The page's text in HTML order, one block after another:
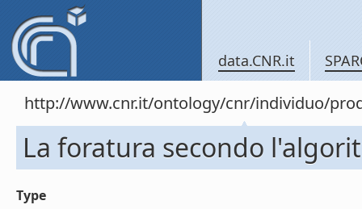
data.CNR.it
http://www.cnr.it/ontology/cnr/individuo/
La foratura secondo
Type